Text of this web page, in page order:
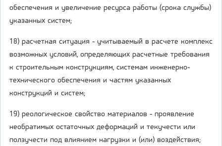
обеспечения и увеличение ресурса работы (срока службы)
указанных систем;
18) расчетная ситуация - учитываемый в расчете комплекс
возможных условий, определяющих расчетные требования
к строительным конструкциям, системам инженерно-
технического обеспечения и частям указанных
конструкций и систем;
19) реологическое свойство материалов - проявление
необратимых остаточных деформаций и текучести или
ползучести под влиянием нагрузки и (или) воздействия;